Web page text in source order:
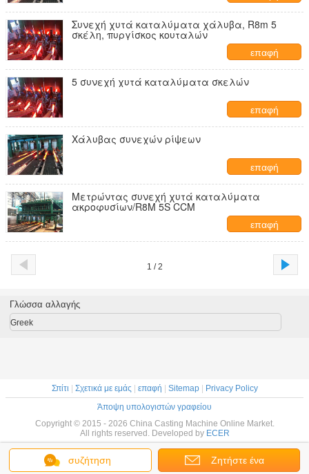
Συνεχή χυτά καταλύματα χάλυβα, R8m 5
σκέλη, πυργίσκος κουταλών
επαφή
5 συνεχή χυτά καταλύματα σκελών
επαφή
Χάλυβας συνεχών ρίψεων
επαφή
Μετρώντας συνεχή χυτά καταλύματα
ακροφυσίων/R8M 5S CCM
επαφή
1 / 2
συζήτηση Ζητήστε ένα
Γλώσσα αλλαγής
Greek
Σπίτι Σχετικά με εμάς επαφή Sitemap|
Privacy Policy
Άποψη υπολογιστών γραφείου
Copyright © 2015 - 2026 China Casting Machine Online Market.
All rights reserved. Developed by ECER